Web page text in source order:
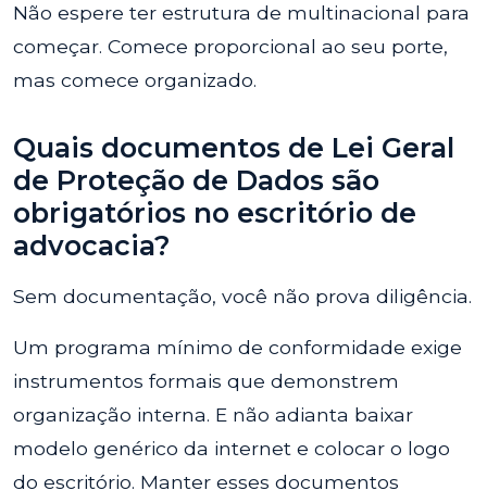
Não espere ter estrutura de multinacional para
começar. Comece proporcional ao seu porte,
mas comece organizado.
Quais documentos de Lei Geral
de Proteção de Dados são
obrigatórios no escritório de
advocacia?
Sem documentação, você não prova diligência.
Um programa mínimo de conformidade exige
instrumentos formais que demonstrem
organização interna. E não adianta baixar
modelo genérico da internet e colocar o logo
do escritório. Manter esses documentos